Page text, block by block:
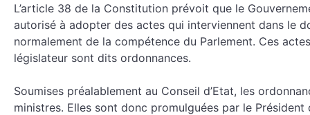
L’article 38 de la Constitution prévoit que le
autorisé à adopter des actes qui interviennent dans le
normalement de la compétence du Parlement. Ces
législateur sont dits ordonnances.
Soumises préalablement au Conseil d’Etat, les
ministres. Elles sont donc promulguées par le